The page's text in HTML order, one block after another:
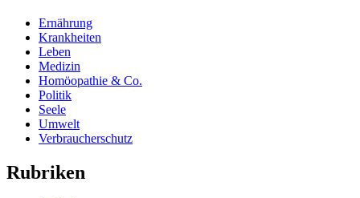
Ernährung
Krankheiten
Leben
Medizin
Homöopathie & Co.
Politik
Seele
Umwelt
Verbraucherschutz
Rubriken